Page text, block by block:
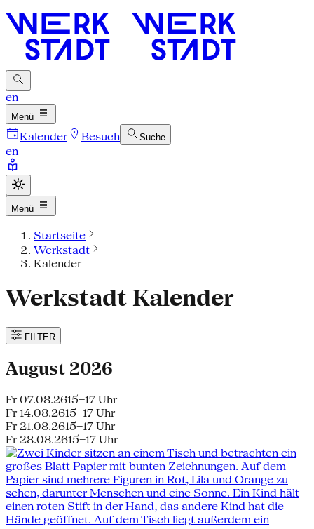
en
Menü
Kalender Besuch Suche
en
Menü
Startseite
Werkstadt
Kalender
Werkstadt Kalender
FILTER
August 2026
Fr 07.08.2615–17 Uhr
Fr 14.08.2615–17 Uhr
Fr 21.08.2615–17 Uhr
Fr 28.08.2615–17 Uhr